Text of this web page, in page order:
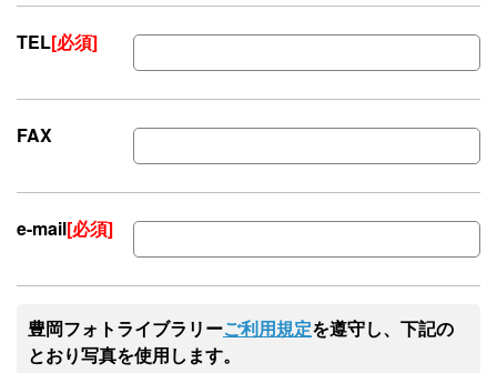
TEL[必須]
FAX
e-mail[必須]
豊岡フォトライブラリーご利用規定を遵守し、下記の
とおり写真を使用します。